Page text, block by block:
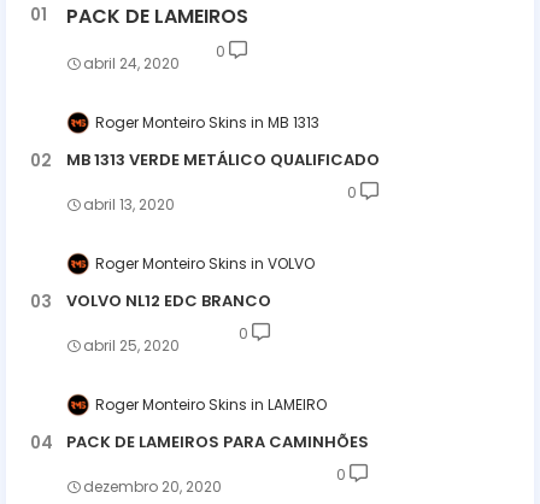
PACK DE LAMEIROS
abril 24, 2020
0
Roger Monteiro Skins MB 1313
MB 1313 VERDE METÁLICO QUALIFICADO
abril 13, 2020
0
Roger Monteiro Skins VOLVO
VOLVO NL12 EDC BRANCO
abril 25, 2020
0
Roger Monteiro Skins LAMEIRO
PACK DE LAMEIROS PARA CAMINHÕES
dezembro 20, 2020
0